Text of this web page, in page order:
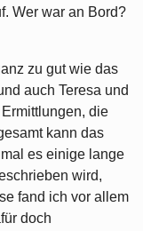
Wer war an Bord?
zu gut wie das
auch Teresa und
die
kann das
es einige lange
wird,
fand ich vor allem
doch